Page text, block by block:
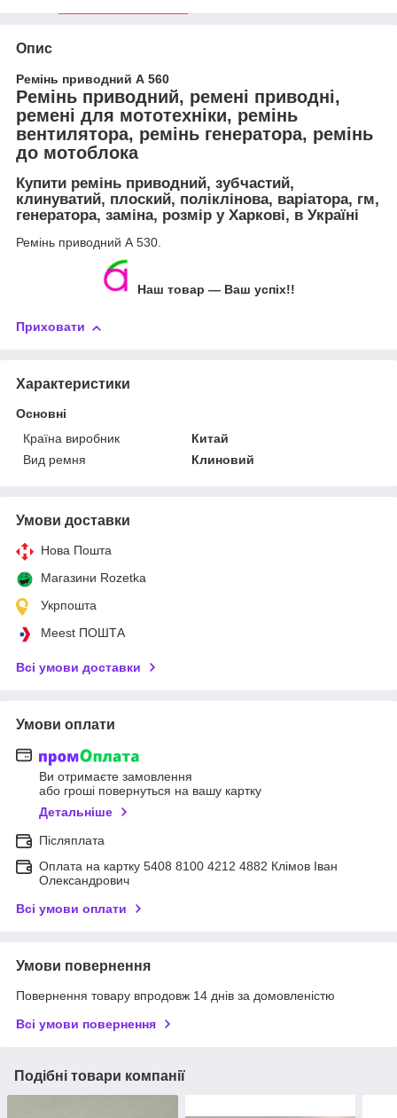
Опис
Ремінь приводний А 560
Ремінь приводний, ремені приводні,
ремені для мототехніки, ремінь
вентилятора, ремінь генератора, ремінь
до мотоблока
Купити ремінь приводний, зубчастий,
клинуватий, плоский, поліклінова, варіатора, гм,
генератора, заміна, розмір у Харкові, в Україні
Ремінь приводний А 530.
Наш товар — Ваш успіх!!
Приховати
Характеристики
Основні
Країна виробник
Китай
Вид ремня
Клиновий
Умови доставки
Нова Пошта
Магазини Rozetka
Укрпошта
Meest ПОШТА
Всі умови доставки
Умови оплати
Ви отримаєте замовлення
або гроші повернуться на вашу картку
Детальніше
Післяплата
Оплата на картку 5408 8100 4212 4882 Клімов Іван
Олександрович
Всі умови оплати
Умови повернення
Повернення товару впродовж 14 днів за домовленістю
Всі умови повернення
Подібні товари компанії